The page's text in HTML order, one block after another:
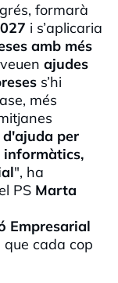
formarà
i s’aplicaria
amb més
ajudes
s’hi
més
per
informàtics,
", ha
PS Marta
Empresarial
que cada cop